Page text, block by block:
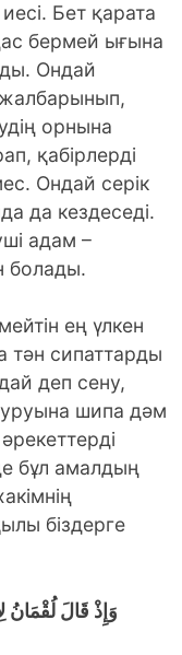
Бет қарата
бермей ығына
Ондай
орнына
қабірлерді
Ондай серік
да кездеседі.
адам –
болады.
ең үлкен
тән сипаттарды
деп сену,
шипа дәм
бұл амалдың
біздерге
وَإِذْ قَالَ لُقْمَانُ